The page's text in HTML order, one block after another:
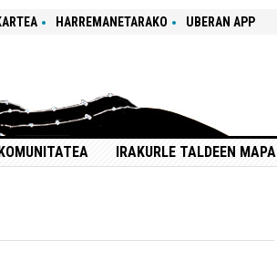
HARREMANETARAKO UBERAN APP
IRAKURLE TALDEEN MAPA